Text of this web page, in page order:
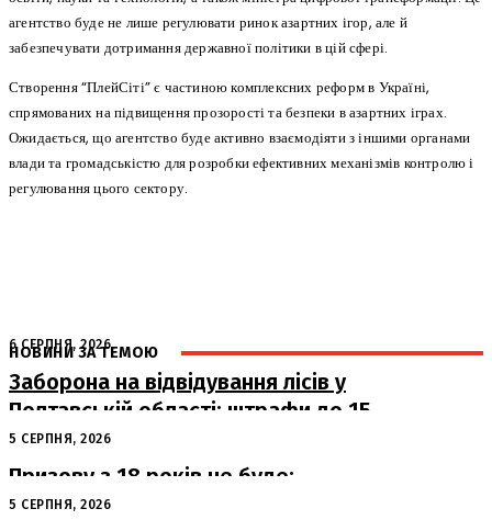
агентство буде не лише регулювати ринок азартних ігор, але й
забезпечувати дотримання державної політики в цій сфері.
Створення “ПлейСіті” є частиною комплексних реформ в Україні,
спрямованих на підвищення прозорості та безпеки в азартних іграх.
Ожидається, що агентство буде активно взаємодіяти з іншими органами
влади та громадськістю для розробки ефективних механізмів контролю і
регулювання цього сектору.
НОВИНИ ЗА ТЕМОЮ
6 СЕРПНЯ, 2026
Заборона на відвідування лісів у
Полтавській області: штрафи до 15
тисяч гривень
5 СЕРПНЯ, 2026
Призову з 18 років не буде:
офіційна позиція Офісу Президента
5 СЕРПНЯ, 2026